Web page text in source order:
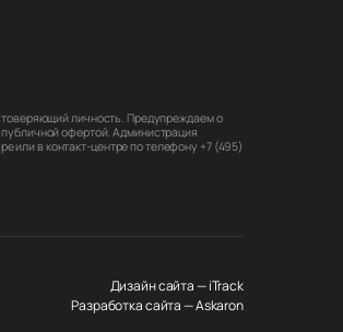
личность. Предупреждаем о
офертой. Администрация
или в контакт-центре по телефону +7 (495)
Дизайн сайта — iTrack
Разработка сайта — Askaron